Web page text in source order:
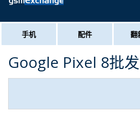
手机 配件 翻
Google Pixel 8批